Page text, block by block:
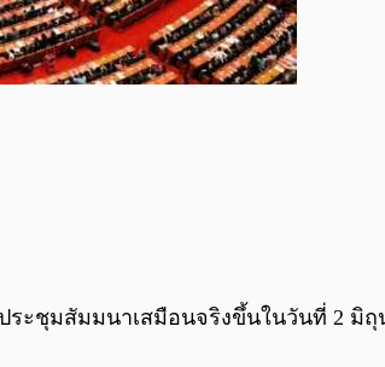
ชุมสัมมนาเสมือนจริงขึ้นในวันที่ 2 มิถุ